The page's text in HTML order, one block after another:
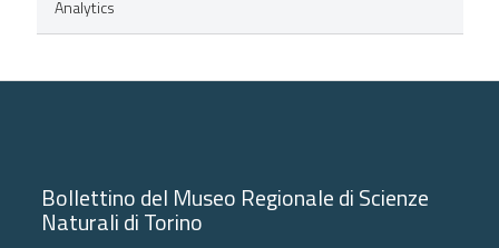
Analytics
Bollettino del Museo Regionale di Scienze
Naturali di Torino